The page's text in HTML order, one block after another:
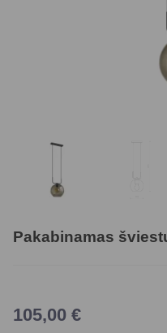
Pakabinamas
105,00 €